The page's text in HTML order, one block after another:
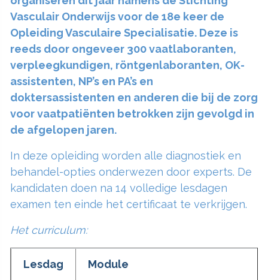
Vasculair Onderwijs voor de 18e keer de
Opleiding Vasculaire Specialisatie. Deze is
reeds door ongeveer 300 vaatlaboranten,
verpleegkundigen, röntgenlaboranten, OK-
assistenten, NP’s en PA’s en
doktersassistenten en anderen die bij de zorg
voor vaatpatiënten betrokken zijn gevolgd in
de afgelopen jaren.
In deze opleiding worden alle diagnostiek en
behandel-opties onderwezen door experts. De
kandidaten doen na 14 volledige lesdagen
examen ten einde het certificaat te verkrijgen.
Het curriculum:
Lesdag Module